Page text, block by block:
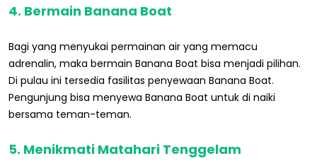
4. Bermain Banana Boat
Bagi yang menyukai permainan air yang memacu
adrenalin, maka bermain Banana Boat bisa menjadi pilihan.
Di pulau ini tersedia fasilitas penyewaan Banana Boat.
Pengunjung bisa menyewa Banana Boat untuk di naiki
bersama teman-teman.
5. Menikmati Matahari Tenggelam